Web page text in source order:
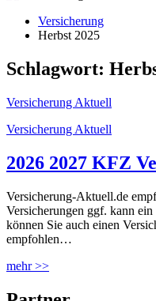
Versicherung
Herbst 2025
Schlagwort:
Versicherung Aktuell
Categories
Versicherung Aktuell
2026 2027 KFZ
Versicherung-Aktuell.de
Versicherungen ggf. kann
können Sie auch einen
empfohlen…
mehr >>